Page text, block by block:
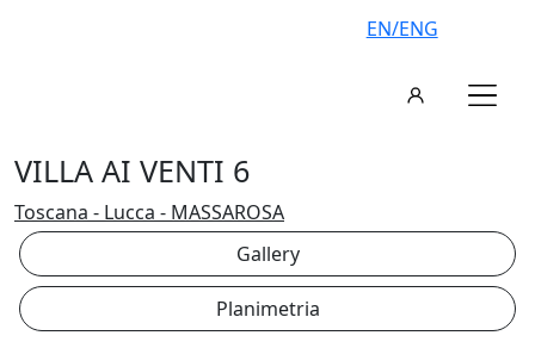
EN/ENG
VILLA AI VENTI 6
Toscana - Lucca - MASSAROSA
Gallery
Planimetria